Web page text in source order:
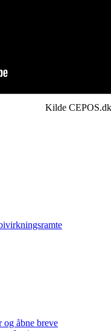
Kilde CEPOS.dk
og åbne breve